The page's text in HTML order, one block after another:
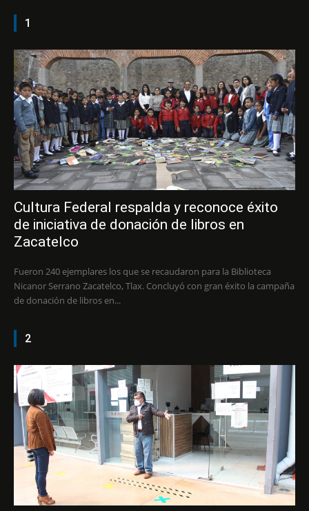
1
Cultura Federal respalda y reconoce éxito
de iniciativa de donación de libros en
Zacatelco
Fueron 240 ejemplares los que se recaudaron para la Biblioteca
Nicanor Serrano Zacatelco, Tlax. Concluyó con gran éxito la campaña
de donación de libros en...
2